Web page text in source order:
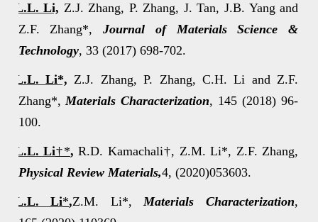
L.L. Li, Z.J. Zhang, P. Zhang, J. Tan, J.B. Yang and
Z.F. Zhang*,Journal of Materials Science &
Technology, 33 (2017) 698-702.
L.L. Li*, Z.J. Zhang, P. Zhang, C.H. Li and Z.F.
Zhang*,Materials Characterization, 145 (2018) 96-
100.
L.L. Li†*, R.D. Kamachali†, Z.M. Li*, Z.F. Zhang,
Physical Review Materials,4, (2020)053603.
L.L. Li*,Z.M. Li*,Materials Characterization,